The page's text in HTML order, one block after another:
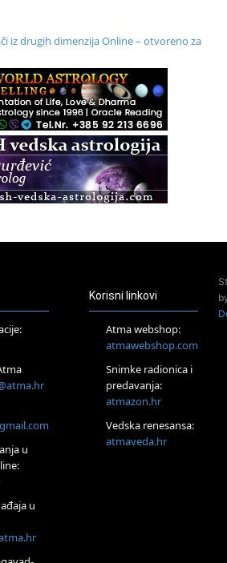
iz drugih dimenzija Online – otvoreno za
tečaj, Zagreb i Online
izscjeljivanje pranom (Basic Pranic
stres
razvijanja intuicije i Akaša zapisa
hipnoterapeut — nova
Nove Zemlje
Jednodnevna radionica sistemskih
u
u
Korisni linkovi
Atma webshop:
atmawebshop.com
Snimke radionica i
predavanja:
atmazon.hr
Vedska renesansa:
atmaveda.hr